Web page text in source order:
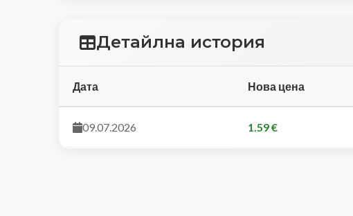
Детайлна история
Дата Нова цена
09.07.2026 1.59 €